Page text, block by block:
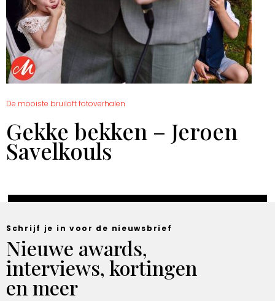
De mooiste bruiloft fotoverhalen
Gekke bekken – Jeroen
Savelkouls
Schrijf je in voor de nieuwsbrief
Nieuwe awards,
interviews, kortingen
en meer